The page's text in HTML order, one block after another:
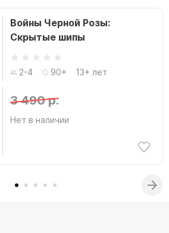
Войны Черной Розы:
Скрытые шипы
2-4 90+ 13+ лет
3 490 р.
Нет в наличии